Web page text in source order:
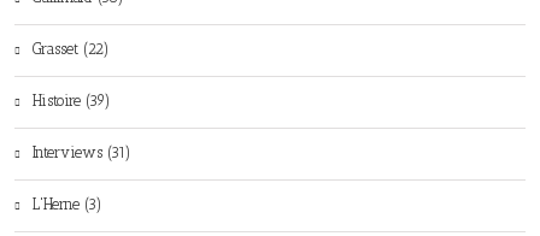
Grasset (22)
Histoire (39)
Interviews (31)
L'Herne (3)